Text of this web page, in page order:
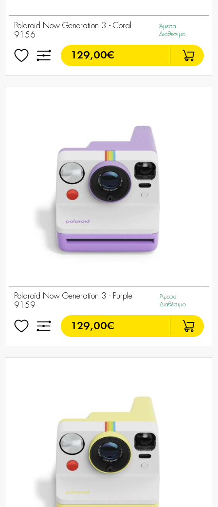
Polaroid Now Generation 3 - Coral
9156
Άμεσα
Διαθέσιμο
129,00€
Polaroid Now Generation 3 - Purple
9159
Άμεσα
Διαθέσιμο
129,00€